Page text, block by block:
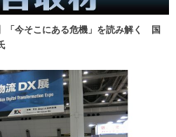
「今そこにある危機」を読み解く 国